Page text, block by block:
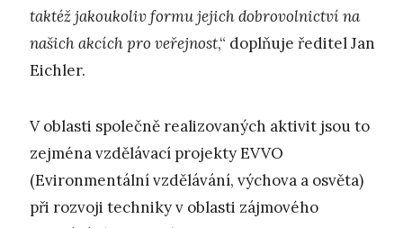
taktéž jakoukoliv formu jejich dobrovolnictví na
našich akcích pro veřejnost,“ doplňuje ředitel Jan
Eichler.
V oblasti společně realizovaných aktivit jsou to
zejména vzdělávací projekty EVVO
(Evironmentální vzdělávání, výchova a osvěta)
při rozvoji techniky v oblasti zájmového